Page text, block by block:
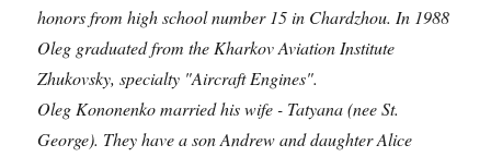
honors from high school number 15 in Chardzhou. In 1988
Oleg graduated from the Kharkov Aviation Institute
Zhukovsky, specialty "Aircraft Engines".
Oleg Kononenko married his wife - Tatyana (nee St.
George). They have a son Andrew and daughter Alice